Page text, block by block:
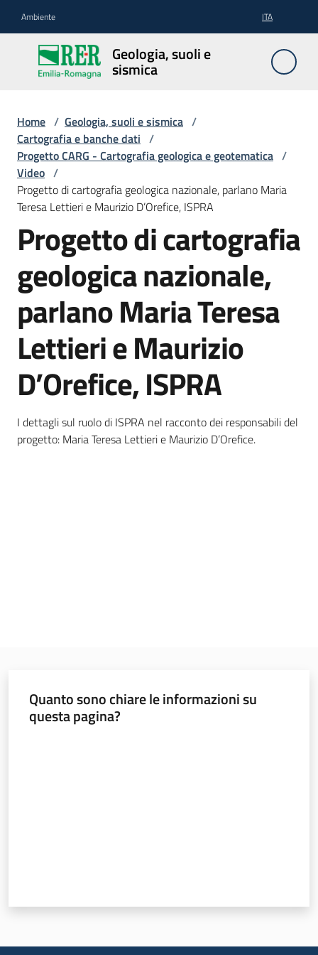
Ambiente ITA
Geologia, suoli e
sismica
Geologia,
suoli e
sismica
Geologia
Suoli
Cartografia
e
banche
Divulgazione
Ambiente
Home / Geologia, suoli e sismica /
Cartografia e banche dati /
Progetto CARG - Cartografia geologica e geotematica /
Video /
Progetto di cartografia geologica nazionale, parlano Maria
Teresa Lettieri e Maurizio D’Orefice, ISPRA
Progetto di cartografia
geologica nazionale,
parlano Maria Teresa
Lettieri e Maurizio
D’Orefice, ISPRA
I dettagli sul ruolo di ISPRA nel racconto dei responsabili del
progetto: Maria Teresa Lettieri e Maurizio D’Orefice.
Quanto sono chiare le informazioni su
questa pagina?